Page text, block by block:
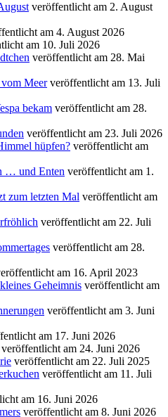
veröffentlicht am 2. August
am 4. August 2026
am 10. Juli 2026
veröffentlicht am 28. Mai
Meer veröffentlicht am 13. Juli
bekam veröffentlicht am 28.
veröffentlicht am 23. Juli 2026
hüpfen? veröffentlicht am
… und Enten veröffentlicht am 1.
zum letzten Mal veröffentlicht am
veröffentlicht am 22. Juli
veröffentlicht am 28.
am 16. April 2023
Geheimnis veröffentlicht am
veröffentlicht am 3. Juni
am 17. Juni 2026
veröffentlicht am 24. Juni 2026
veröffentlicht am 22. Juli 2025
veröffentlicht am 11. Juli
am 16. Juni 2026
veröffentlicht am 8. Juni 2026